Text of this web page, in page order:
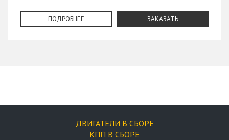
ПОДРОБНЕЕ ЗАКАЗАТЬ
ДВИГАТЕЛИ В СБОРЕ
КПП В СБОРЕ